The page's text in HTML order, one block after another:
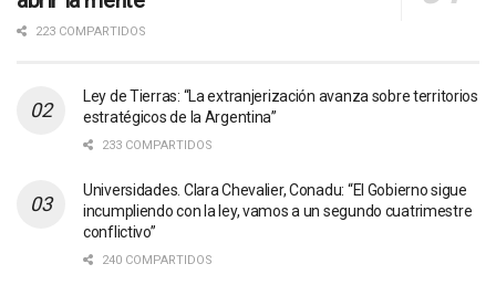
223 COMPARTIDOS
Ley de Tierras: “La extranjerización avanza sobre territorios
estratégicos de la Argentina”
233 COMPARTIDOS
Universidades. Clara Chevalier, Conadu: “El Gobierno sigue
incumpliendo con la ley, vamos a un segundo cuatrimestre
conflictivo”
240 COMPARTIDOS